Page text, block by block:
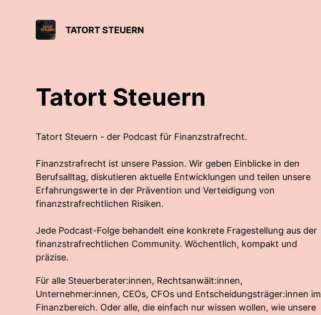
TATORT STEUERN
Tatort Steuern
Tatort Steuern - der Podcast für Finanzstrafrecht.
Finanzstrafrecht ist unsere Passion. Wir geben Einblicke in den
Berufsalltag, diskutieren aktuelle Entwicklungen und teilen unsere
Erfahrungswerte in der Prävention und Verteidigung von
finanzstrafrechtlichen Risiken.
Jede Podcast-Folge behandelt eine konkrete Fragestellung aus der
finanzstrafrechtlichen Community. Wöchentlich, kompakt und
präzise.
Für alle Steuerberater:innen, Rechtsanwält:innen,
Unternehmer:innen, CEOs, CFOs und Entscheidungsträger:innen im
Finanzbereich. Oder alle, die einfach nur wissen wollen, wie unsere